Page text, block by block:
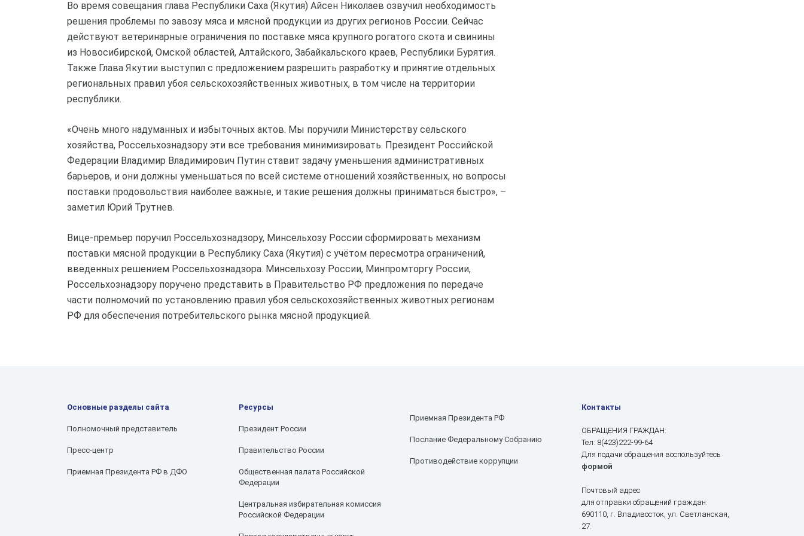
Во время совещания глава Республики Саха (Якутия) Айсен Николаев озвучил необходимость
решения проблемы по завозу мяса и мясной продукции из других регионов России. Сейчас
действуют ветеринарные ограничения по поставке мяса крупного рогатого скота и свинины
из Новосибирской, Омской областей, Алтайского, Забайкальского краев, Республики Бурятия.
Также Глава Якутии выступил с предложением разрешить разработку и принятие отдельных
региональных правил убоя сельскохозяйственных животных, в том числе на территории
республики.
«Очень много надуманных и избыточных актов. Мы поручили Министерству сельского
хозяйства, Россельхознадзору эти все требования минимизировать. Президент Российской
Федерации Владимир Владимирович Путин ставит задачу уменьшения административных
барьеров, и они должны уменьшаться по всей системе отношений хозяйственных, но вопросы
поставки продовольствия наиболее важные, и такие решения должны приниматься быстро», –
заметил Юрий Трутнев.
Вице-премьер поручил Россельхознадзору, Минсельхозу России сформировать механизм
поставки мясной продукции в Республику Саха (Якутия) с учётом пересмотра ограничений,
введенных решением Россельхознадзора. Минсельхозу России, Минпромторгу России,
Россельхознадзору поручено представить в Правительство РФ предложения по передаче
части полномочий по установлению правил убоя сельскохозяйственных животных регионам
РФ для обеспечения потребительского рынка мясной продукцией.
Основные разделы сайта
Полномочный представитель
Пресс-центр
Приемная Президента РФ в ДФО
Ресурсы
Президент России
Правительство России
Общественная палата Российской
Федерации
Центральная избирательная комиссия
Российской Федерации
Приемная Президента РФ
Послание Федеральному Собранию
Противодействие коррупции
Контакты
ОБРАЩЕНИЯ ГРАЖДАН:
Тел: 8(423)222-99-64
Для подачи обращения воспользуйтесь
формой
Почтовый адрес
для отправки обращений граждан:
690110, г. Владивосток, ул. Светланская,
27.